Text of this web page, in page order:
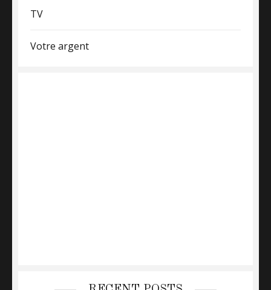
TV
Votre argent